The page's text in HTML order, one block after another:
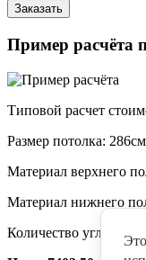
Пример расчёта
Типовой расчет
Размер потолка:
Материал верхнего
Материал нижнего
Количество углов: 4